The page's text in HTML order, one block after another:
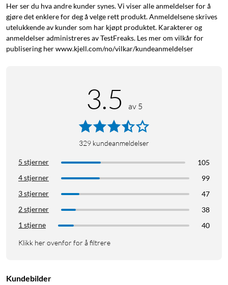
Utstyrt med Bluetooth 4.2 for enkel installasjon via mobilen.
Kobles til det lokale nettverket via wifi (2,4 GHz eller 5 GHz).
Intern lagring for apper og media på 8 GB.
(2x AAA-batterier selges separat).
Her ser du hva andre kunder synes. Vi viser alle anmeldelser for å
gjøre det enklere for deg å velge rett produkt. Anmeldelsene skrives
utelukkende av kunder som har kjøpt produktet. Karakterer og
anmeldelser administreres av TestFreaks. Les mer om vilkår for
publisering her www.kjell.com/no/vilkar/kundeanmeldelser
3.5 av 5
329 kundeanmeldelser
5 stjerner
105
4 stjerner
99
3 stjerner
47
2 stjerner
38
1 stjerne
40
Klikk her ovenfor for å filtrere
Kundebilder